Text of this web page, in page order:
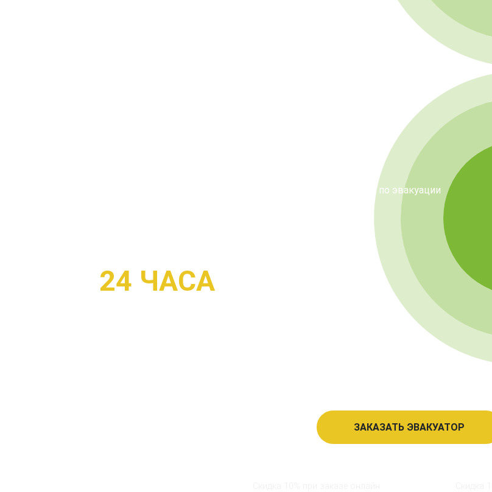
24 ЧАСА
Александр, специалист по эвакуации
ЗАКАЗАТЬ ЭВАКУАТОР